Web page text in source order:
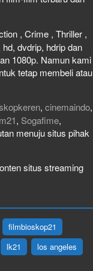
, Crime , Thriller ,
dvdrip, hdrip dan
1080p. Namun kami
tetap membeli atau
, cinemaindo,
, Sogafime,
menuju situs pihak
situs streaming
filmbioskop21
lk21
los angeles